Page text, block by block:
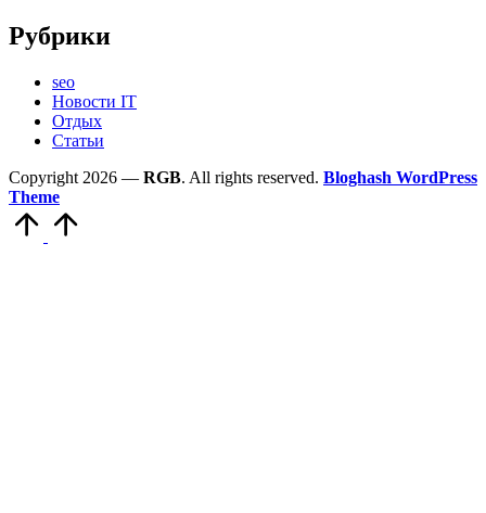
Рубрики
seo
Новости IT
Отдых
Статьи
Copyright 2026 — RGB. All rights reserved. Bloghash WordPress
Theme